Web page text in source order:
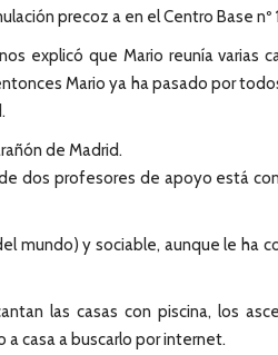
precoz a en el Centro Base nº
explicó que Mario reunía varias
Mario ya ha pasado por
de Madrid.
dos profesores de apoyo está
mundo) y sociable, aunque le ha
las casas con piscina, los
a casa a buscarlo por internet.